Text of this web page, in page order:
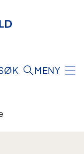
MENY